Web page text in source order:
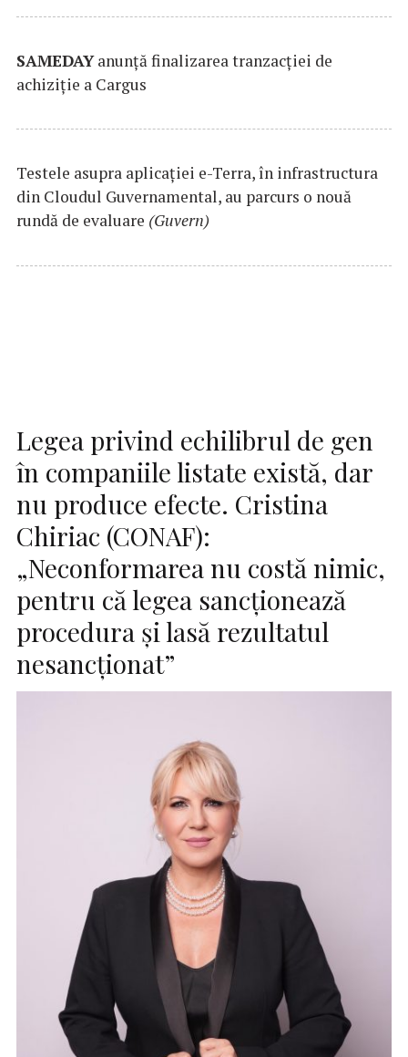
SAMEDAYanunță finalizarea tranzacției de
achiziție a Cargus
Testele asupra aplicaţiei e-Terra, în infrastructura
din Cloudul Guvernamental, au parcurs o nouă
rundă de evaluare (Guvern)
Legea privind echilibrul de gen
în companiile listate există, dar
nu produce efecte. Cristina
Chiriac (CONAF):
„Neconformarea nu costă nimic,
pentru că legea sancționează
procedura și lasă rezultatul
nesancționat”